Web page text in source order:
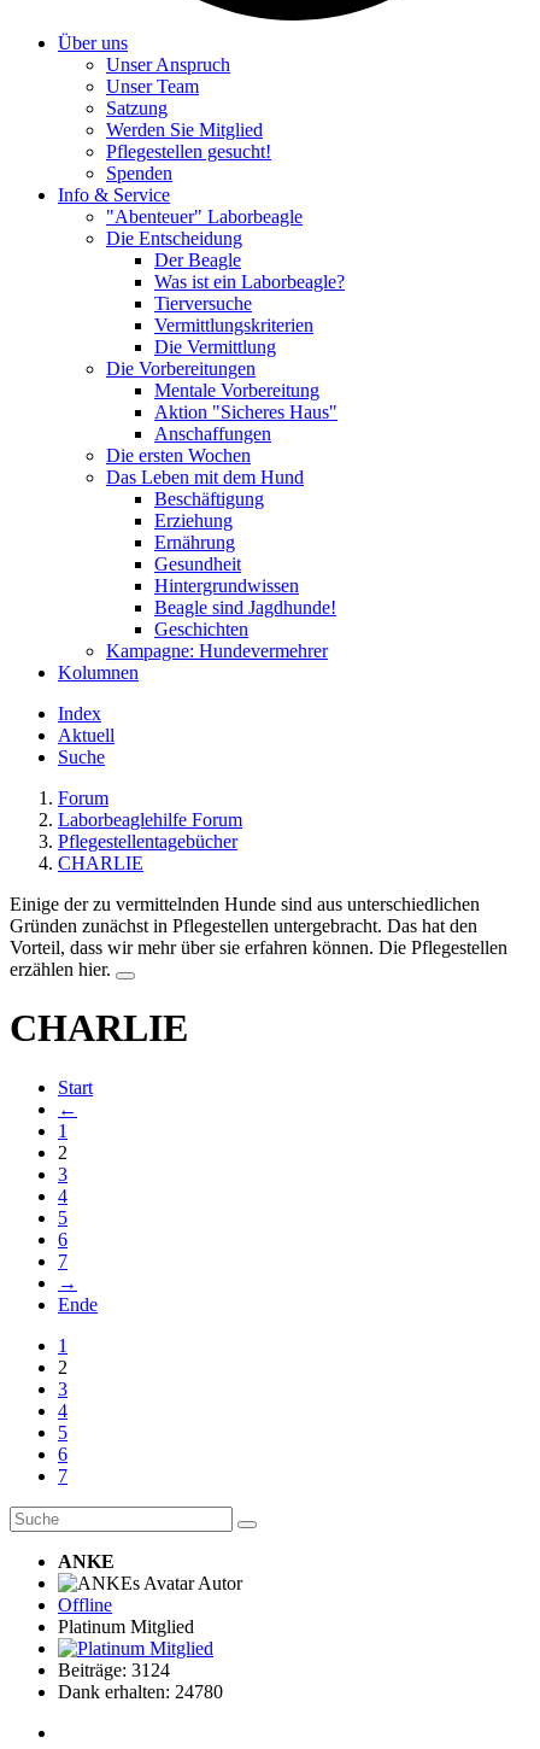
Über uns
Unser Anspruch
Unser Team
Satzung
Werden Sie Mitglied
Pflegestellen gesucht!
Spenden
Info & Service
"Abenteuer" Laborbeagle
Die Entscheidung
Der Beagle
Was ist ein Laborbeagle?
Tierversuche
Vermittlungskriterien
Die Vermittlung
Die Vorbereitungen
Mentale Vorbereitung
Aktion "Sicheres Haus"
Anschaffungen
Die ersten Wochen
Das Leben mit dem Hund
Beschäftigung
Erziehung
Ernährung
Gesundheit
Hintergrundwissen
Beagle sind Jagdhunde!
Geschichten
Kampagne: Hundevermehrer
Kolumnen
Index
Aktuell
Suche
Forum
Laborbeaglehilfe Forum
Pflegestellentagebücher
CHARLIE
Einige der zu vermittelnden Hunde sind aus unterschiedlichen
Gründen zunächst in Pflegestellen untergebracht. Das hat den
Vorteil, dass wir mehr über sie erfahren können. Die Pflegestellen
erzählen hier.
CHARLIE
Start
←
1
2
3
4
5
6
7
→
Ende
1
2
3
4
5
6
7
ANKE
Autor
Offline
Platinum Mitglied
Beiträge: 3124
Dank erhalten: 24780